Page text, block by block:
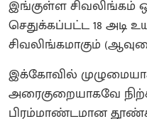
இங்குள்ள சிவலிங்கம்
செதுக்கப்பட்ட 18 அடி
சிவலிங்கமாகும்
இக்கோவில்
அரைகுறையாகவே
பிரம்மாண்டமான